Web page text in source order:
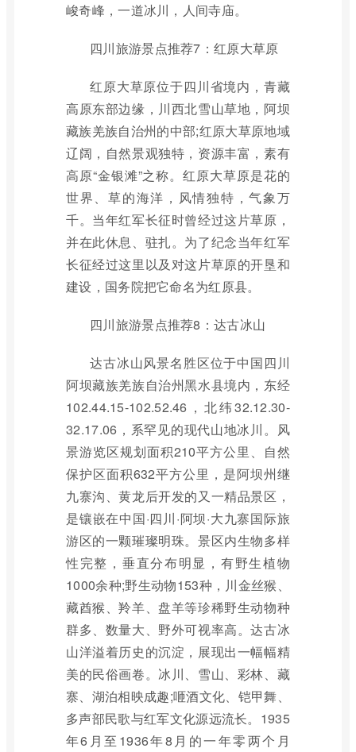
峻奇峰，一道冰川，人间寺庙。
四川旅游景点推荐7：红原大草原
红原大草原位于四川省境内，青藏
高原东部边缘，川西北雪山草地，阿坝
藏族羌族自治州的中部;红原大草原地域
辽阔，自然景观独特，资源丰富，素有
高原“金银滩”之称。红原大草原是花的
世界、草的海洋，风情独特，气象万
千。当年红军长征时曾经过这片草原，
并在此休息、驻扎。为了纪念当年红军
长征经过这里以及对这片草原的开垦和
建设，国务院把它命名为红原县。
四川旅游景点推荐8：达古冰山
达古冰山风景名胜区位于中国四川
阿坝藏族羌族自治州黑水县境内，东经
102.44.15-102.52.46，北纬32.12.30-
32.17.06，系罕见的现代山地冰川。风
景游览区规划面积210平方公里、自然
保护区面积632平方公里，是阿坝州继
九寨沟、黄龙后开发的又一精品景区，
是镶嵌在中国·四川·阿坝·大九寨国际旅
游区的一颗璀璨明珠。景区内生物多样
性完整，垂直分布明显，有野生植物
1000余种;野生动物153种，川金丝猴、
藏酋猴、羚羊、盘羊等珍稀野生动物种
群多、数量大、野外可视率高。达古冰
山洋溢着历史的沉淀，展现出一幅幅精
美的民俗画卷。冰川、雪山、彩林、藏
寨、湖泊相映成趣;咂酒文化、铠甲舞、
多声部民歌与红军文化源远流长。1935
年6月至1936年8月的一年零两个月